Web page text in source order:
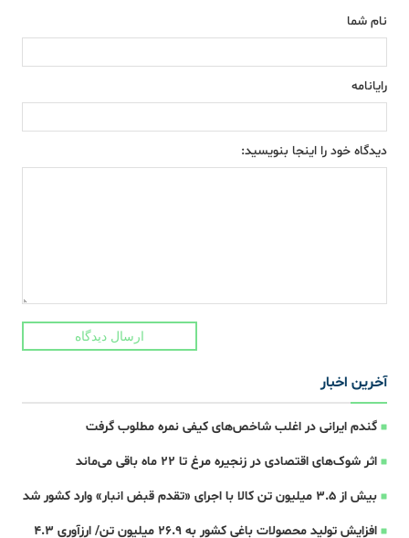
نام شما
رایانامه
دیدگاه خود را اینجا بنویسید:
ارسال دیدگاه
آخرین اخبار
گندم ایرانی در اغلب شاخص‌های کیفی نمره مطلوب گرفت
اثر شوک‌های اقتصادی در زنجیره مرغ تا 22 ماه باقی می‌ماند
بیش از ۳.۵ میلیون تن کالا با اجرای «تقدم قبض انبار» وارد کشور شد
افزایش تولید محصولات باغی کشور به ۲۶.۹ میلیون تن/ ارزآوری ۴.۳